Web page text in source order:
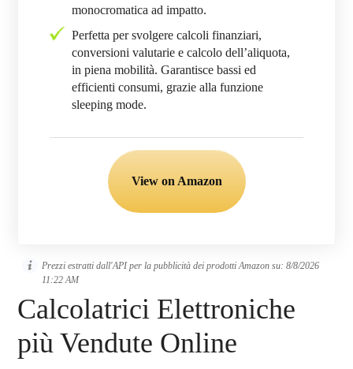
monocromatica ad impatto.
Perfetta per svolgere calcoli finanziari,
conversioni valutarie e calcolo dell’aliquota,
in piena mobilità. Garantisce bassi ed
efficienti consumi, grazie alla funzione
sleeping mode.
View on Amazon
Prezzi estratti dall'API per la pubblicità dei prodotti Amazon su:8/8/2026
11:22 AM
Calcolatrici Elettroniche
più Vendute Online